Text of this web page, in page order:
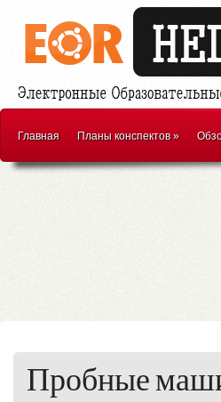
Главная Планы конспектов»
Пробные